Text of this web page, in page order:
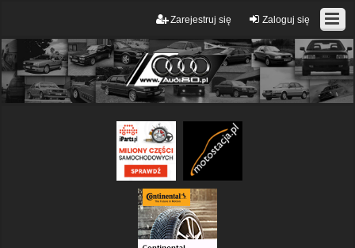
Zaloguj się
Zarejestruj się